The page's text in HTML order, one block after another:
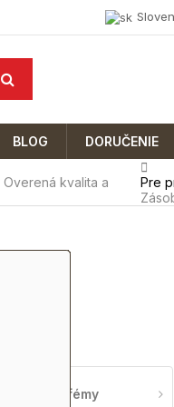
BLOG DORUČENIE
Overená kvalita a
Pre
Parfémy